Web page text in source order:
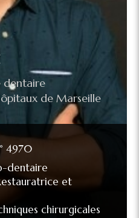
dentaire
de Marseille
4970
dentaire
et
chirurgicales